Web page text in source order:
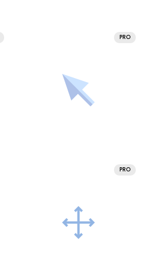
PRO
PRO